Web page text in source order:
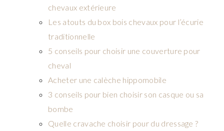
chevaux extérieure
Les atouts du box bois chevaux pour l’écurie
traditionnelle
5 conseils pour choisir une couverture pour
cheval
Acheter une calèche hippomobile
3 conseils pour bien choisir son casque ou sa
bombe
Quelle cravache choisir pour du dressage ?